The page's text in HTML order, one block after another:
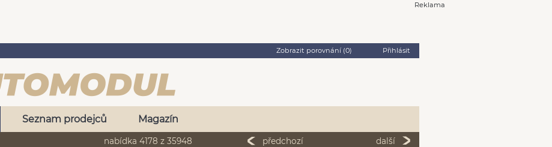
Reklama
Zobrazit porovnání (0) Přihlásit
Seznam prodejců Magazín
nabídka 4178 z 35948 předchozí další